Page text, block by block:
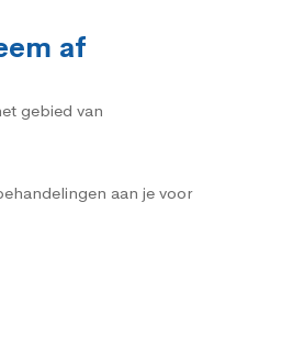
af
gebied van
aan je voor